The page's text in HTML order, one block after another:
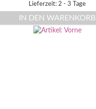
Lieferzeit: 2 - 3 Tage
IN DEN WARENKORB